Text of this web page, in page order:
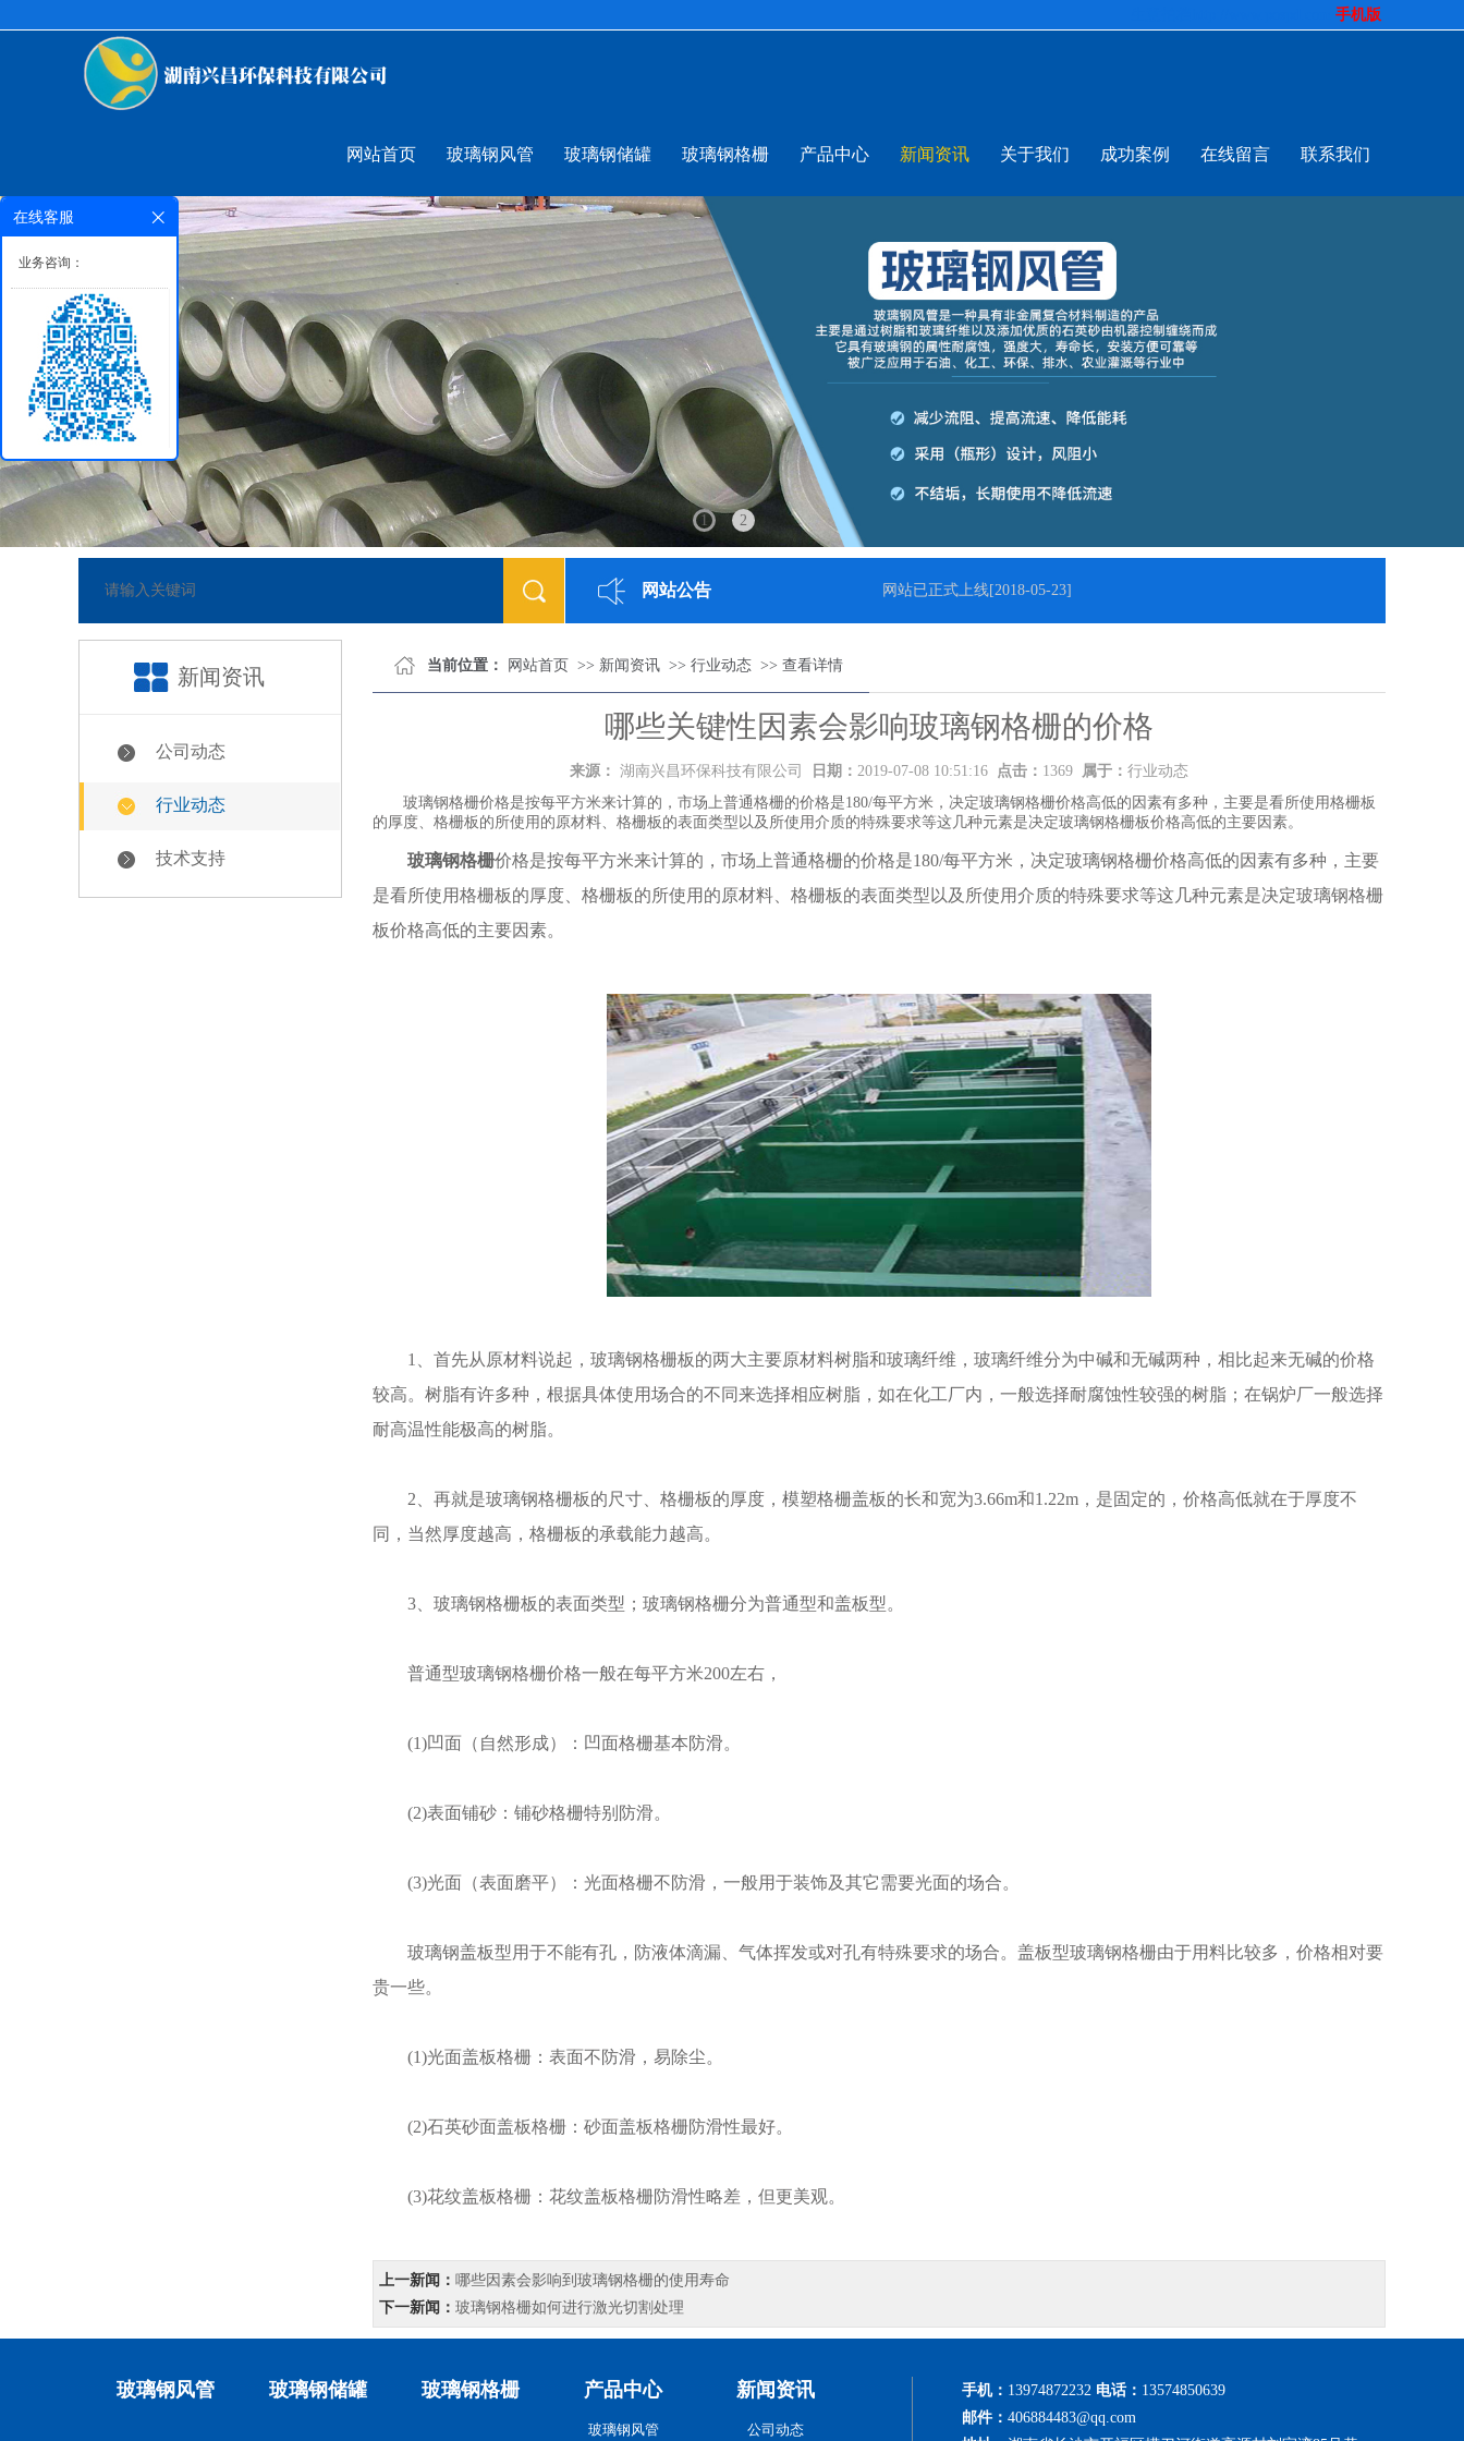
手机版
网站首页 玻璃钢风管 玻璃钢储罐 玻璃钢格栅 产品中心 新闻资讯 关于我们 成功案例 在线留言 联系我们
1 2
网站公告
[2018-05-23] 网站已正式上线[2018-05-23]
新闻资讯
公司动态
行业动态
技术支持
当前位置： 网站首页 >> 新闻资讯 >> 行业动态 >> 查看详情
哪些关键性因素会影响玻璃钢格栅的价格
来源： 湖南兴昌环保科技有限公司 日期： 2019-07-08 10:51:16 点击： 1369 属于： 行业动态
玻璃钢格栅价格是按每平方米来计算的，市场上普通格栅的价格是180/每平方米，决定玻璃钢格栅价格高低的因素有多种，主要是看所使用格栅板
的厚度、格栅板的所使用的原材料、格栅板的表面类型以及所使用介质的特殊要求等这几种元素是决定玻璃钢格栅板价格高低的主要因素。
玻璃钢格栅价格是按每平方米来计算的，市场上普通格栅的价格是180/每平方米，决定玻璃钢格栅价格高低的因素有多种，主要
是看所使用格栅板的厚度、格栅板的所使用的原材料、格栅板的表面类型以及所使用介质的特殊要求等这几种元素是决定玻璃钢格栅
板价格高低的主要因素。
1、首先从原材料说起，玻璃钢格栅板的两大主要原材料树脂和玻璃纤维，玻璃纤维分为中碱和无碱两种，相比起来无碱的价格
较高。树脂有许多种，根据具体使用场合的不同来选择相应树脂，如在化工厂内，一般选择耐腐蚀性较强的树脂；在锅炉厂一般选择
耐高温性能极高的树脂。
2、再就是玻璃钢格栅板的尺寸、格栅板的厚度，模塑格栅盖板的长和宽为3.66m和1.22m，是固定的，价格高低就在于厚度不
同，当然厚度越高，格栅板的承载能力越高。
3、玻璃钢格栅板的表面类型；玻璃钢格栅分为普通型和盖板型。
普通型玻璃钢格栅价格一般在每平方米200左右，
(1)凹面（自然形成）：凹面格栅基本防滑。
(2)表面铺砂：铺砂格栅特别防滑。
(3)光面（表面磨平）：光面格栅不防滑，一般用于装饰及其它需要光面的场合。
玻璃钢盖板型用于不能有孔，防液体滴漏、气体挥发或对孔有特殊要求的场合。盖板型玻璃钢格栅由于用料比较多，价格相对要
贵一些。
(1)光面盖板格栅：表面不防滑，易除尘。
(2)石英砂面盖板格栅：砂面盖板格栅防滑性最好。
(3)花纹盖板格栅：花纹盖板格栅防滑性略差，但更美观。
上一新闻： 哪些因素会影响到玻璃钢格栅的使用寿命
下一新闻： 玻璃钢格栅如何进行激光切割处理
玻璃钢风管 玻璃钢储罐 玻璃钢格栅 产品中心
玻璃钢风管
新闻资讯
公司动态
手机： 13974872232 电话： 13574850639
邮件： 406884483@qq.com
在线客服
业务咨询：